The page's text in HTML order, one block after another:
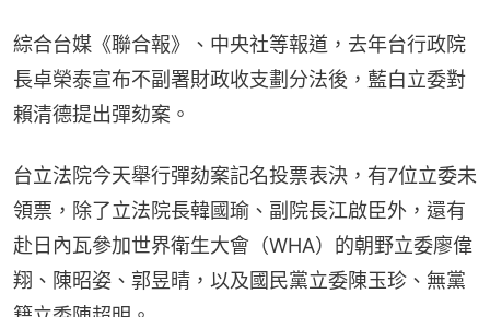
綜合台媒《聯合報》、中央社等報道，去年台行政院
長卓榮泰宣布不副署財政收支劃分法後，藍白立委對
賴清德提出彈劾案。
台立法院今天舉行彈劾案記名投票表決，有7位立委未
領票，除了立法院長韓國瑜、副院長江啟臣外，還有
赴日內瓦參加世界衛生大會（WHA）的朝野立委廖偉
翔、陳昭姿、郭昱晴，以及國民黨立委陳玉珍、無黨